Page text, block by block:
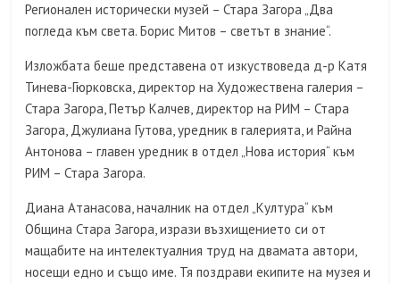
Регионален исторически музей – Стара Загора „Два
погледа към света. Борис Митов – светът в знание“.
Изложбата беше представена от изкуствоведа д-р Катя
Тинева-Гюрковска, директор на Художествена галерия –
Стара Загора, Петър Калчев, директор на РИМ – Стара
Загора, Джулиана Гутова, уредник в галерията, и Райна
Антонова – главен уредник в отдел „Нова история“ към
РИМ – Стара Загора.
Диана Атанасова, началник на отдел „Култура“ към
Община Стара Загора, изрази възхищението си от
мащабите на интелектуалния труд на двамата автори,
носещи едно и също име. Тя поздрави екипите на музея и